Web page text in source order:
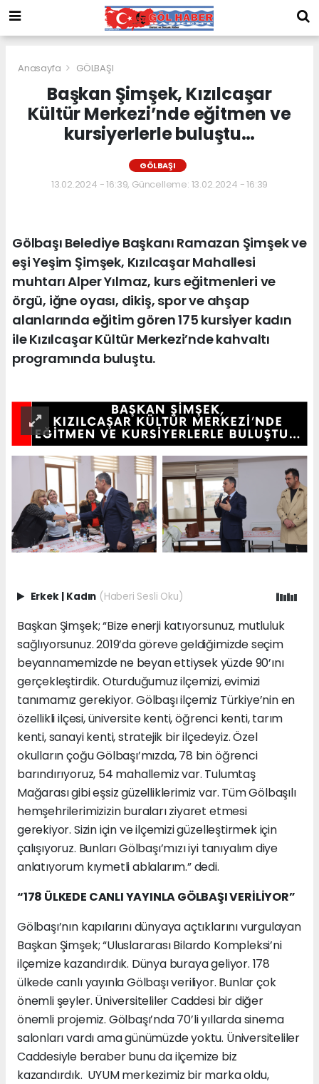
Anasayfa GÖLBAŞI
Başkan Şimşek, Kızılcaşar
Kültür Merkezi’nde eğitmen ve
kursiyerlerle buluştu…
GÖLBAŞI
13.02.2024 - 16:39, Güncelleme: 13.02.2024 - 16:39
Gölbaşı Belediye Başkanı Ramazan Şimşek ve
eşi Yeşim Şimşek, Kızılcaşar Mahallesi
muhtarı Alper Yılmaz, kurs eğitmenleri ve
örgü, iğne oyası, dikiş, spor ve ahşap
alanlarında eğitim gören 175 kursiyer kadın
ile Kızılcaşar Kültür Merkezi’nde kahvaltı
programında buluştu.
Erkek | Kadın (Haberi Sesli Oku)
Başkan Şimşek; “Bize enerji katıyorsunuz, mutluluk
sağlıyorsunuz. 2019’da göreve geldiğimizde seçim
beyannamemizde ne beyan ettiysek yüzde 90’ını
gerçekleştirdik. Oturduğumuz ilçemizi, evimizi
tanımamız gerekiyor. Gölbaşı ilçemiz Türkiye’nin en
özellikli ilçesi, üniversite kenti, öğrenci kenti, tarım
kenti, sanayi kenti, stratejik bir ilçedeyiz. Özel
okulların çoğu Gölbaşı’mızda, 78 bin öğrenci
barındırıyoruz, 54 mahallemiz var. Tulumtaş
Mağarası gibi eşsiz güzelliklerimiz var. Tüm Gölbaşılı
hemşehrilerimizizin buraları ziyaret etmesi
gerekiyor. Sizin için ve ilçemizi güzelleştirmek için
çalışıyoruz. Bunları Gölbaşı’mızı iyi tanıyalım diye
anlatıyorum kıymetli ablalarım.” dedi.
“178 ÜLKEDE CANLI YAYINLA GÖLBAŞI VERİLİYOR”
Gölbaşı’nın kapılarını dünyaya açtıklarını vurgulayan
Başkan Şimşek; “Uluslararası Bilardo Kompleksi’ni
ilçemize kazandırdık. Dünya buraya geliyor. 178
ülkede canlı yayınla Gölbaşı veriliyor. Bunlar çok
önemli şeyler. Üniversiteliler Caddesi bir diğer
önemli projemiz. Gölbaşı’nda 70’li yıllarda sinema
salonları vardı ama günümüzde yoktu. Üniversiteliler
Caddesiyle beraber bunu da ilçemize biz
kazandırdık. UYUM merkezimiz bir marka oldu,